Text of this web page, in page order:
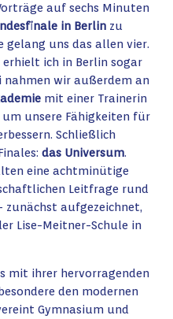
auf sechs Minuten
in Berlin zu
gelang uns das allen vier.
erhielt ich in Berlin sogar
nahmen wir außerdem an
mit einer Trainerin
unsere Fähigkeiten für
Schließlich
das Universum.
eine achtminütige
Leitfrage rund
zunächst aufgezeichnet,
Lise-Meitner-Schule in
mit ihrer hervorragenden
den modernen
Gymnasium und